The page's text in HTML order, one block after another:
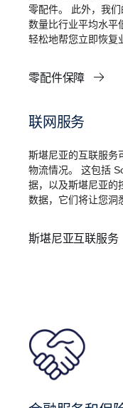
零配件。 此外，我
数量比行业平均水平
轻松地帮您立即恢复
零配件保障
联网服务
斯堪尼亚的互联服务
物流情况。 这包括
据，以及斯堪尼亚的
数据，它们将让您洞
斯堪尼亚互联服务